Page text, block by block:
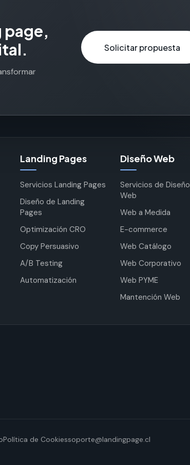
page,
tal. Solicitar propuesta
Landing Pages
Servicios Landing Pages
Diseño de Landing
Pages
Optimización CRO
Copy Persuasivo
A/B Testing
Automatización
Diseño Web
Servicios de Diseño
Web
Web a Medida
E-commerce
Web Catálogo
Web Corporativo
Web PYME
Mantención Web
Política de Cookiessoporte@landingpage.cl